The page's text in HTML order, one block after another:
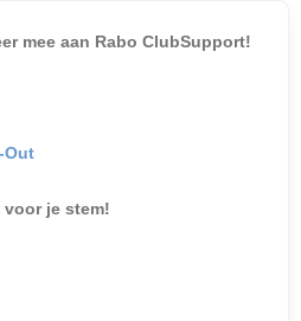
mee aan Rabo ClubSupport!
Out
je stem!